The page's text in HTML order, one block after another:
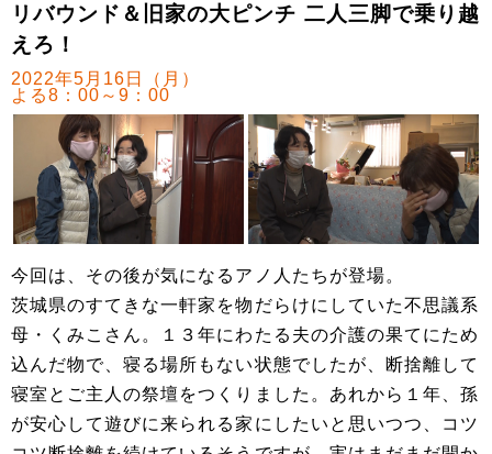
リバウンド＆旧家の大ピンチ 二人三脚で乗り越
えろ！
2022年5月16日（月）
よる8：00～9：00
今回は、その後が気になるアノ人たちが登場。
茨城県のすてきな一軒家を物だらけにしていた不思議系
母・くみこさん。１３年にわたる夫の介護の果てにため
込んだ物で、寝る場所もない状態でしたが、断捨離して
寝室とご主人の祭壇をつくりました。あれから１年、孫
が安心して遊びに来られる家にしたいと思いつつ、コツ